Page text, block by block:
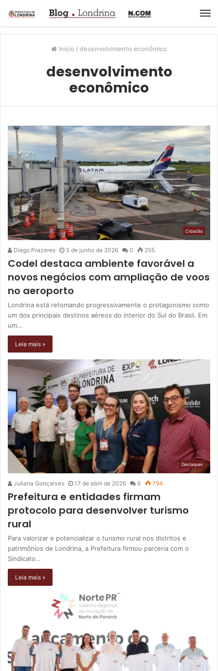
Início / desenvolvimento econômico
desenvolvimento
econômico
Cidadão
Diego Prazeres 3 de junho de 2026 0 255
Codel destaca ambiente favorável a
novos negócios com ampliação de voos
no aeroporto
Londrina está retomando progressivamente o protagonismo como
um dos principais destinos aéreos do interior do Sul do Brasil. Em
um…
Leia mais »
Destaques
Juliana Gonçalves 17 de abril de 2026 0 794
Prefeitura e entidades firmam
protocolo para desenvolver turismo
rural
Para valorizar e potencializar o turismo rural nos distritos e
patrimônios de Londrina, a Prefeitura firmou parceria com o
Sindicato…
Leia mais »